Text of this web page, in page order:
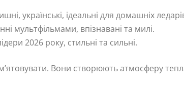
українські, ідеальні для домашніх
мультфільмами, впізнавані та милі.
2026 року, стильні та сильні.
Вони створюють атмосферу